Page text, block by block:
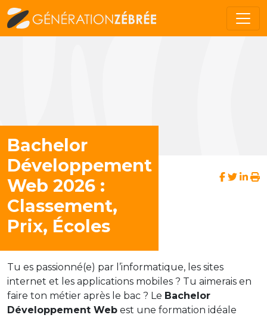
Bachelor
Développement
Web 2026 :
Classement,
Prix, Écoles
Tu es passionné(e) par l’informatique, les sites
internet et les applications mobiles ? Tu aimerais en
faire ton métier après le bac ? Le Bachelor
Développement Web est une formation idéale